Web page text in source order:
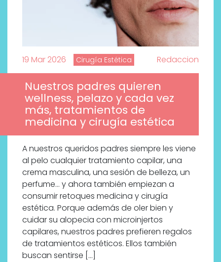
19 Mar 2026 Cirugía Estética Redaccion
Nuestros padres quieren
wellness, pelazo y cada vez
más, tratamientos de
medicina y cirugía estética
A nuestros queridos padres siempre les viene
al pelo cualquier tratamiento capilar, una
crema masculina, una sesión de belleza, un
perfume… y ahora también empiezan a
consumir retoques medicina y cirugía
estética. Porque además de oler bien y
cuidar su alopecia con microinjertos
capilares, nuestros padres prefieren regalos
de tratamientos estéticos. Ellos también
buscan sentirse […]